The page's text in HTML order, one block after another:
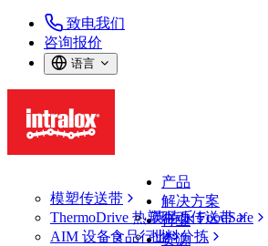
致电我们
咨询报价
语言
产品
模塑传送带
ThermoDrive 热塑驱动传送带
AIM 设备
解决方案
英特乐 FoodSafe
批料分拣
行业
食品行业资源